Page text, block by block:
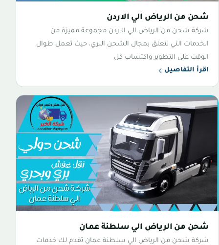
شحن من الرياض الي الاردن
شركة شحن من الرياض الي الاردن مجموعة مميزة من
الخدمات التي تتعلق بمجال الشحن البري، حيث تعمل طوال
الوقت على التطوير واكتساب كل
اقرأ التفاصيل
شحن من الرياض الي سلطنة عمان
شركة شحن من الرياض الي سلطنة عمان تقدم لك خدمات